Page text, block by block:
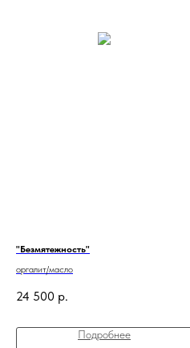
"Безмятежность"
оргалит/масло
24 500 р.
Подробнее